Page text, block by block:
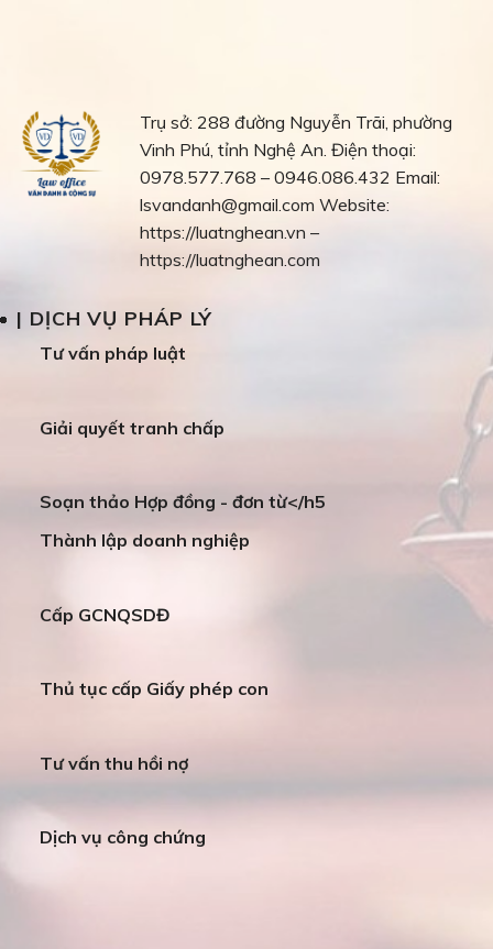
Trụ sở: 288 đường Nguyễn Trãi, phường
Vinh Phú, tỉnh Nghệ An. Điện thoại:
0978.577.768 – 0946.086.432 Email:
lsvandanh@gmail.com Website:
https://luatnghean.vn –
https://luatnghean.com
| DỊCH VỤ PHÁP LÝ
Tư vấn pháp luật
Giải quyết tranh chấp
Soạn thảo Hợp đồng - đơn từ</h5
Thành lập doanh nghiệp
Cấp GCNQSDĐ
Thủ tục cấp Giấy phép con
Tư vấn thu hồi nợ
Dịch vụ công chứng